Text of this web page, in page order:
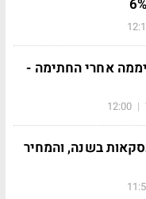
יממה אחרי החתימה -
|
12:00
שרת: 138 עסקאות בשנה, והמחיר